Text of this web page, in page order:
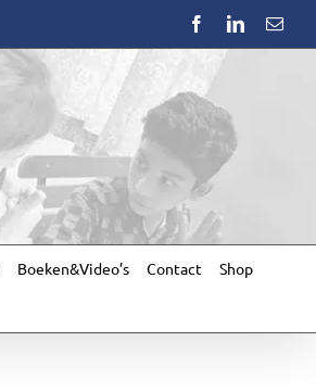
FacebookLinkedIn
Boeken&Video’s Contact Shop